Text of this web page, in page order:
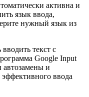
активна и
язык ввода,
нужный язык из
текст с
Google Input
автозамены и
ввода